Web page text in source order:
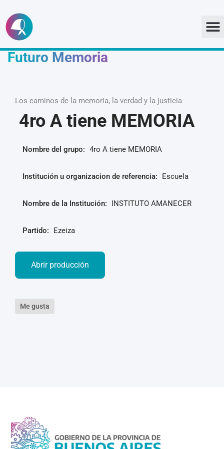
Ir
al
contenido
Futuro Memoria
Los caminos de la memoria, la verdad y la justicia
4ro A tiene MEMORIA
Nombre del grupo: 4ro A tiene MEMORIA
Institución u organizacion de referencia: Escuela
Nombre de la Institución: INSTITUTO AMANECER
Partido: Ezeiza
Abrir producción
Me gusta